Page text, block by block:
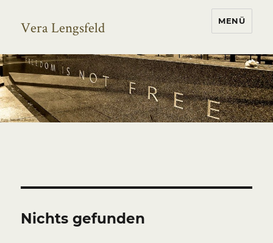
Vera Lengsfeld MENÜ
Nichts gefunden